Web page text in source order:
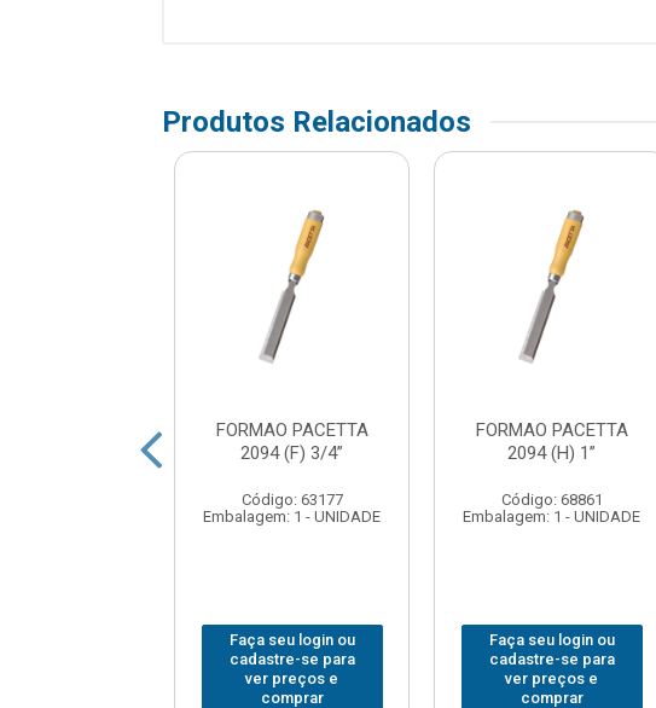
Produtos Relacionados
FORMAO PACETTA
2094 (F) 3/4”
Código: 63177
Embalagem: 1 - UNIDADE
Faça seu login ou
cadastre-se para
ver preços e
comprar
FORMAO PACETTA
2094 (H) 1”
Código: 68861
Embalagem: 1 - UNIDADE
Faça seu login ou
cadastre-se para
ver preços e
comprar